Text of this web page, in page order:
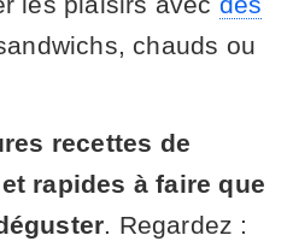
chauds ou
recettes de
rapides à faire que
. Regardez :